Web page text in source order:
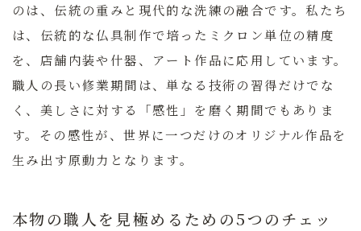
のは、伝統の重みと現代的な洗練の融合です。私たち
は、伝統的な仏具制作で培ったミクロン単位の精度
を、店舗内装や什器、アート作品に応用しています。
職人の長い修業期間は、単なる技術の習得だけでな
く、美しさに対する「感性」を磨く期間でもありま
す。その感性が、世界に一つだけのオリジナル作品を
生み出す原動力となります。
本物の職人を見極めるための5つのチェッ